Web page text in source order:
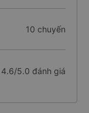
10 chuyến
4.6/5.0 đánh giá